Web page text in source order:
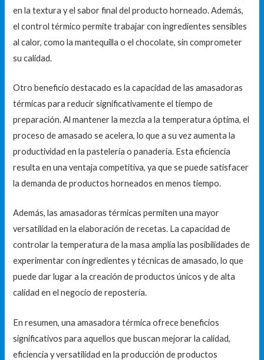
en la textura y el sabor final del producto horneado. Además,
el control térmico permite trabajar con ingredientes sensibles
al calor, como la mantequilla o el chocolate, sin comprometer
su calidad.
Otro beneficio destacado es la capacidad de las amasadoras
térmicas para reducir significativamente el tiempo de
preparación. Al mantener la mezcla a la temperatura óptima, el
proceso de amasado se acelera, lo que a su vez aumenta la
productividad en la pastelería o panadería. Esta eficiencia
resulta en una ventaja competitiva, ya que se puede satisfacer
la demanda de productos horneados en menos tiempo.
Además, las amasadoras térmicas permiten una mayor
versatilidad en la elaboración de recetas. La capacidad de
controlar la temperatura de la masa amplía las posibilidades de
experimentar con ingredientes y técnicas de amasado, lo que
puede dar lugar a la creación de productos únicos y de alta
calidad en el negocio de repostería.
En resumen, una amasadora térmica ofrece beneficios
significativos para aquellos que buscan mejorar la calidad,
eficiencia y versatilidad en la producción de productos